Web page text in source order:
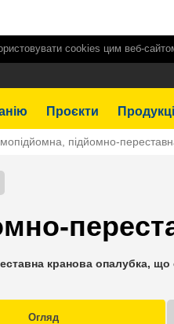
cookies цим веб-
Проєкти
підйомно-
кранова опалубка, що
Огляд